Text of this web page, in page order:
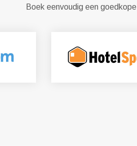
Boek eenvoudig een